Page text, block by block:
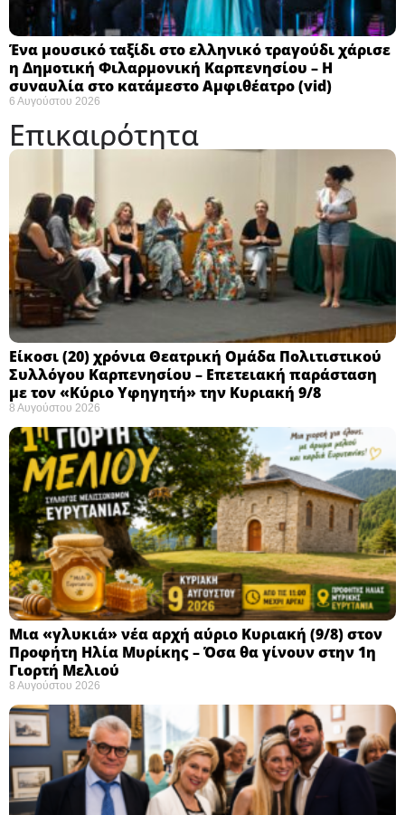
Ένα μουσικό ταξίδι στο ελληνικό τραγούδι χάρισε
η Δημοτική Φιλαρμονική Καρπενησίου – Η
συναυλία στο κατάμεστο Αμφιθέατρο (vid)
6 Αυγούστου 2026
Επικαιρότητα
Eίκοσι (20) χρόνια Θεατρική Ομάδα Πολιτιστικού
Συλλόγου Καρπενησίου – Επετειακή παράσταση
με τον «Κύριο Υφηγητή» την Κυριακή 9/8
8 Αυγούστου 2026
Μια «γλυκιά» νέα αρχή αύριο Κυριακή (9/8) στον
Προφήτη Ηλία Μυρίκης – Όσα θα γίνουν στην 1η
Γιορτή Μελιού
8 Αυγούστου 2026